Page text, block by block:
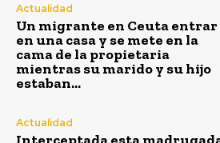
Actualidad
Un migrante en Ceuta entrar
en una casa y se mete en la
cama de la propietaria
mientras su marido y su hijo
estaban...
Actualidad